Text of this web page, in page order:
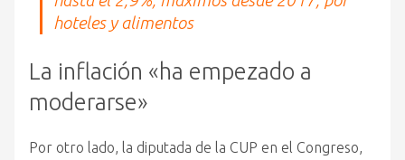
hoteles y alimentos
La inflación «ha empezado a
moderarse»
Por otro lado, la diputada de la CUP en el Congreso,